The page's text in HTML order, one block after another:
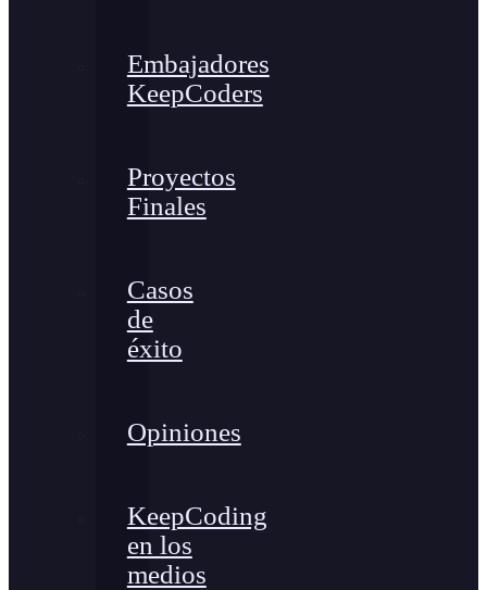
Embajadores
KeepCoders
Proyectos
Finales
Casos
de
éxito
Opiniones
KeepCoding
en los
medios